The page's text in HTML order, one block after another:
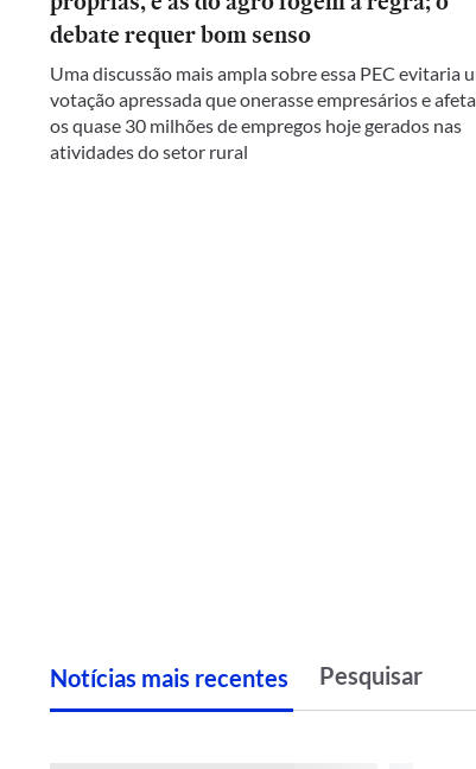
debate requer bom senso
Uma discussão mais ampla sobre essa PEC evitaria
votação apressada que onerasse empresários e
os quase 30 milhões de empregos hoje gerados nas
atividades do setor rural
Notícias mais recentes